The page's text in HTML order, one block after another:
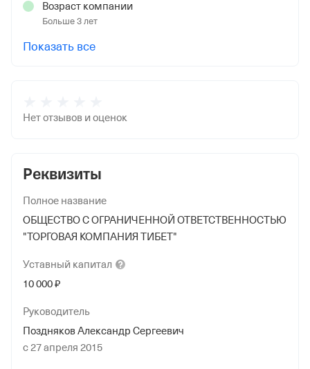
Реквизиты
Полное название
ОБЩЕСТВО С ОГРАНИЧЕННОЙ ОТВЕТСТВЕННОСТЬЮ
"ТОРГОВАЯ КОМПАНИЯ ТИБЕТ"
Уставный капитал
10 000 ₽
Руководитель
Поздняков Александр Сергеевич
с 27 апреля 2015
Возраст компании
Больше 3 лет
Показать все
Нет отзывов и оценок